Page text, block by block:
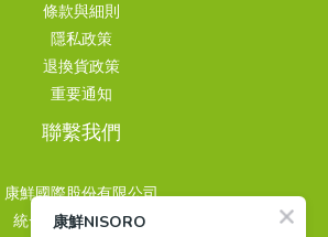
條款與細則
隱私政策
退換貨政策
重要通知
聯繫我們
康鮮國際股份有限公司
統一編號 24939499
康鮮NISORO